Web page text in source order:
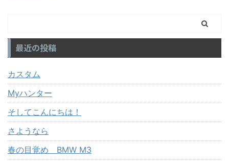
最近の投稿
カスタム
Myハンター
そしてこんにちは！
さようなら
春の目覚め BMW M3